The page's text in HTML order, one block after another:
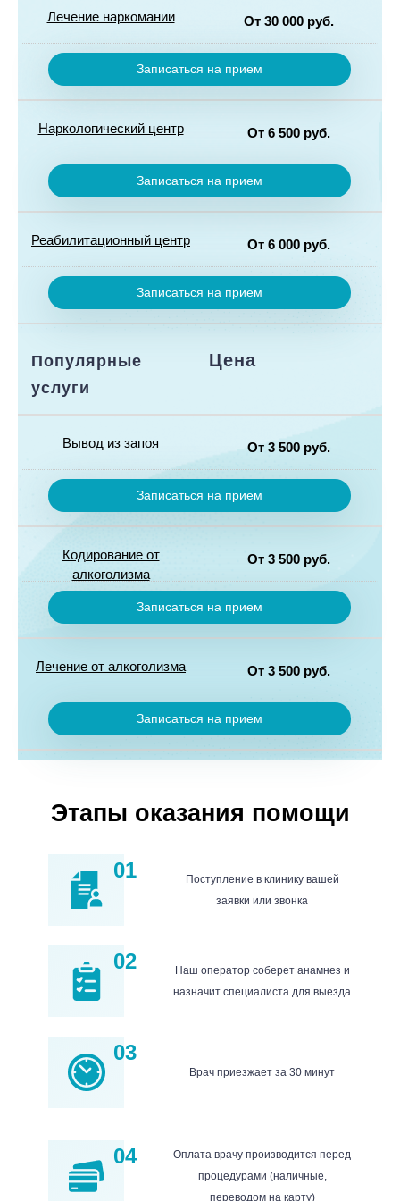
полной
анонимности
Лечение наркомании
Лечим все
зависимости
от
веществ
От 30 000 руб.
Записаться на прием
Наркологический центр
Полноценный
наркологический
центр с
детоксикацией,
штатными
и
психиатрами,
реабилитацией
От 6 500 руб.
Записаться на прием
Реабилитационный центр
Собственный
реабилитационный
центр с
полноценной
адаптации и
реабилитации.
Работают
наркологи и
От 6 000 руб.
Записаться на прием
Популярные
услуги
Цена
Вывод из запоя
Выводим из
запоя на
дому и в
стационаре
От 3 500 руб.
Записаться на прием
Кодирование от
алкоголизма
Кодируем от
алкоголизма
препаратами
Налтрексон,
Эспераль,
гипнозом по
Довженко
От 3 500 руб.
Записаться на прием
Лечение от алкоголизма
Проводим
полноценное
лечение
алкоголизма
с
реабилитацией
стационаре
От 3 500 руб.
Записаться на прием
Этапы оказания помощи
01
Поступление в клинику вашей
заявки или звонка
02
Наш оператор соберет анамнез и
назначит специалиста для выезда
03
Врач приезжает за 30 минут
04
Оплата врачу производится перед
процедурами (наличные,
переводом на карту)